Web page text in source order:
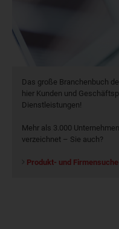
Das große Branchenbuch
hier Kunden und
Dienstleistungen!
Mehr als 3.000
verzeichnet – Sie auch?
Produkt- und Firmensuche